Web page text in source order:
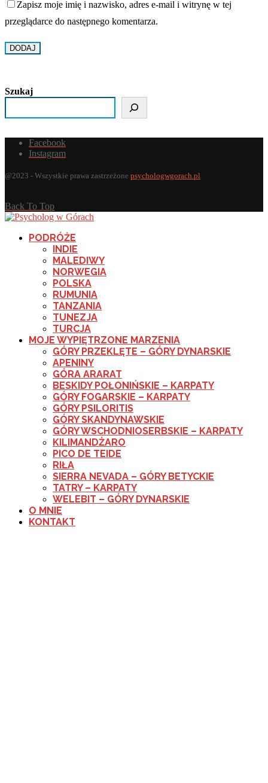
Zapisz moje imię i nazwisko, adres e-mail i witrynę w tej
przeglądarce do następnego komentarza.
Szukaj
Facebook
Instagram
@2023 - Wszystkie prawa zastrzeżone psychologwgorach.pl
Back To Top
PODRÓŻE
INDIE
MALEDIWY
NORWEGIA
POLSKA
RUMUNIA
TANZANIA
TUNEZJA
TURCJA
MOJE WYPIĘTRZONE MARZENIA
GÓRY PRZEKLĘTE – GÓRY DYNARSKIE
APENINY
GÓRA ARARAT
BESKIDY POŁONIŃSKIE – KARPATY
GÓRY FOGARSKIE – KARPATY
GÓRY PSILORITIS
GÓRY SKANDYNAWSKIE
GÓRY WSCHODNIOSERBSKIE – KARPATY
KILIMANDŻARO
PICO DE TEIDE
RIŁA
SIERRA NEVADA – GÓRY BETYCKIE
TATRY – KARPATY
WELEBIT – GÓRY DYNARSKIE
O MNIE
KONTAKT